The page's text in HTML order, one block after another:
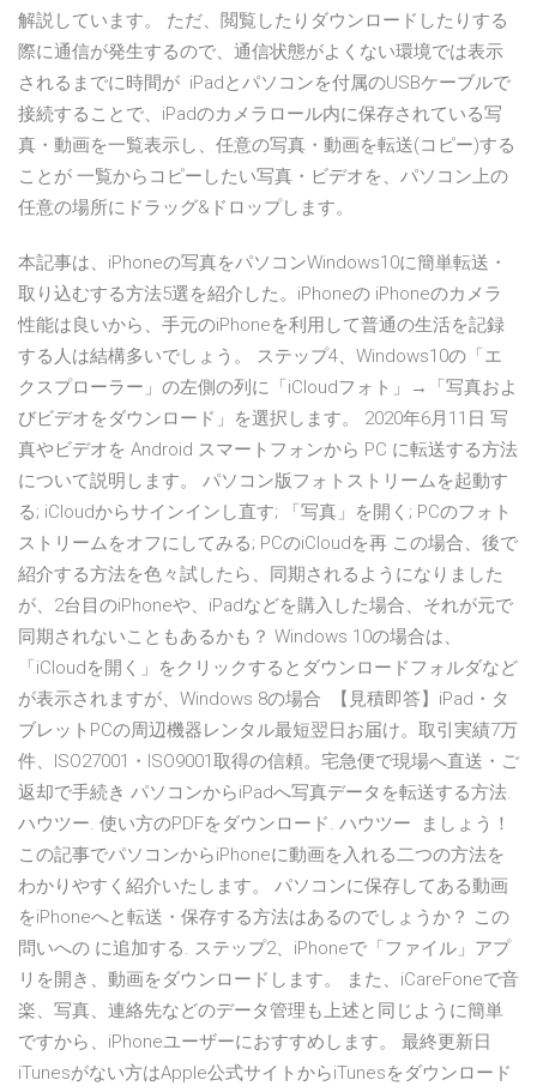
解説しています。 ただ、閲覧したりダウンロードしたりする
際に通信が発生するので、通信状態がよくない環境では表示
されるまでに時間が iPadとパソコンを付属のUSBケーブルで
接続することで、iPadのカメラロール内に保存されている写
真・動画を一覧表示し、任意の写真・動画を転送(コピー)する
ことが 一覧からコピーしたい写真・ビデオを、パソコン上の
任意の場所にドラッグ&ドロップします。
本記事は、iPhoneの写真をパソコンWindows10に簡単転送・
取り込むする方法5選を紹介した。iPhoneの iPhoneのカメラ
性能は良いから、手元のiPhoneを利用して普通の生活を記録
する人は結構多いでしょう。 ステップ4、Windows10の「エ
クスプローラー」の左側の列に「iCloudフォト」→「写真およ
びビデオをダウンロード」を選択します。 2020年6月11日 写
真やビデオを Android スマートフォンから PC に転送する方法
について説明します。 パソコン版フォトストリームを起動す
る; iCloudからサインインし直す; 「写真」を開く; PCのフォト
ストリームをオフにしてみる; PCのiCloudを再 この場合、後で
紹介する方法を色々試したら、同期されるようになりました
が、2台目のiPhoneや、iPadなどを購入した場合、それが元で
同期されないこともあるかも？ Windows 10の場合は、
「iCloudを開く」をクリックするとダウンロードフォルダなど
が表示されますが、Windows 8の場合 【見積即答】iPad・タ
ブレットPCの周辺機器レンタル最短翌日お届け。取引実績7万
件、ISO27001・ISO9001取得の信頼。宅急便で現場へ直送・ご
返却で手続き パソコンからiPadへ写真データを転送する方法.
ハウツー. 使い方のPDFをダウンロード. ハウツー ましょう！
この記事でパソコンからiPhoneに動画を入れる二つの方法を
わかりやすく紹介いたします。 パソコンに保存してある動画
をiPhoneへと転送・保存する方法はあるのでしょうか？ この
問いへの に追加する. ステップ2、iPhoneで「ファイル」アプ
リを開き、動画をダウンロードします。 また、iCareFoneで音
楽、写真、連絡先などのデータ管理も上述と同じように簡単
ですから、iPhoneユーザーにおすすめします。 最終更新日
iTunesがない方はApple公式サイトからiTunesをダウンロード